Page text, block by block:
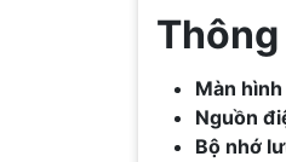
Màn
Nguồn
Bộ nhớ